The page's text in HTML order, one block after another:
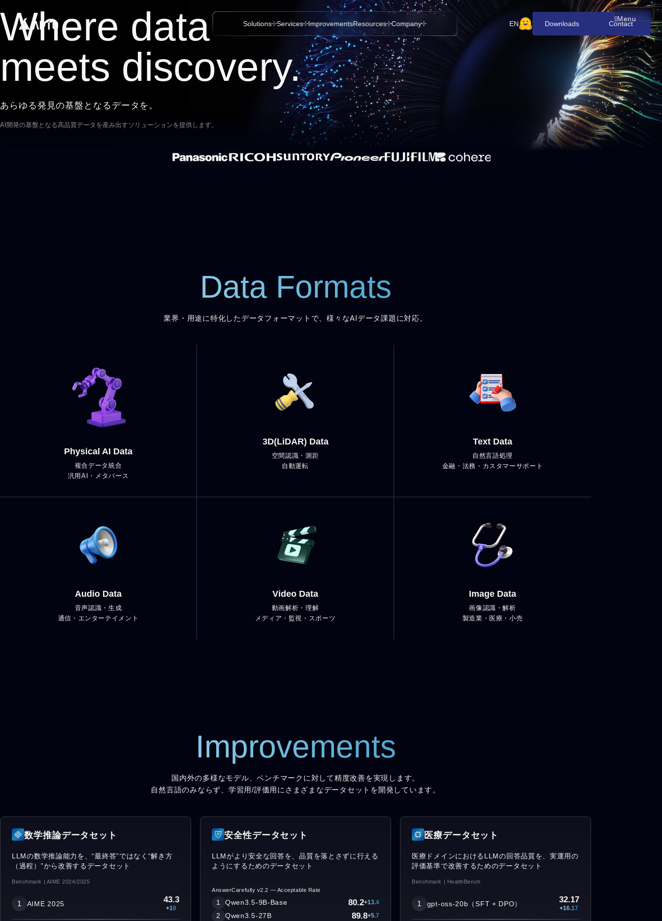
メニューを
Menu
Solutions Services ImprovementsResources Company EN Downloads Contact
Where data
meets discovery.
あらゆる発見の基盤となるデータを。
AI開発の基盤となる高品質データを産み出すソリューションを提供します。
Data Formats
業界・用途に特化したデータフォーマットで、様々なAIデータ課題に対応。
Physical AI Data
複合データ統合
汎用AI・メタバース
3D(LiDAR) Data
空間認識・測距
自動運転
Text Data
自然言語処理
金融・法務・カスタマーサポート
Audio Data
音声認識・生成
通信・エンターテイメント
Video Data
動画解析・理解
メディア・監視・スポーツ
Image Data
画像認識・解析
製造業・医療・小売
Improvements
国内外の多様なモデル、ベンチマークに対して精度改善を実現します。
自然言語のみならず、学習用/評価用にさまざまなデータセットを開発しています。
数学推論データセット
LLMの数学推論能力を、“最終答”ではなく“解き方
（過程）”から改善するデータセット
Benchmark | AIME 2024/2025
1 AIME 2025 43.3
+10
安全性データセット
LLMがより安全な回答を、品質を落とさずに行える
ようにするためのデータセット
AnswerCarefully v2.2 — Acceptable Rate
1 Qwen3.5-9B-Base 80.2+13.4
2 Qwen3.5-27B 89.8+5.7
医療データセット
医療ドメインにおけるLLMの回答品質を、実運用の
評価基準で改善するためのデータセット
Benchmark | HealthBench
1 gpt-oss-20b（SFT + DPO） 32.17
+16.17